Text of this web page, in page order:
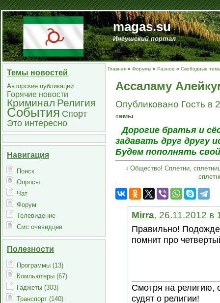
magas.su
Ингушский портал
Темы новостей
Авторские публикации
Горячие новости
Криминал Религия
События Спорт
Это интересно
Навигация
Поиск
Опросы
Чат
Форум
Телевидение
Смс очевидцев
Полезности
Программы (13)
Компьютеры (67)
Гаджеты (303)
Транспорт (140)
Главная » Форумы » Разное » Свободные
Ассаламу
Опубликовано Гость в
темы
Дорогие братья и
задавать друг другу
Будем пополнять
‹ Общество! Сплетни,
Mirra, 26.11.2012 в
Правильно!
помнит про
Смотря на религию,
судят о религии!